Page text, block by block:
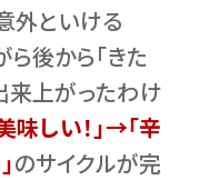
外といける
後から｢きた
来上がったわけ
味しい！｣→｢辛
のサイクルが完